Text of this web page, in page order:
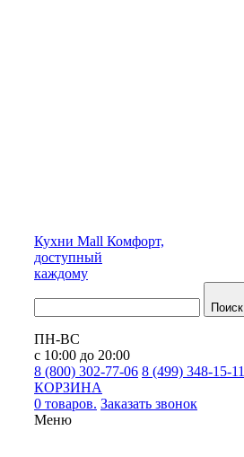
Кухни Mall Комфорт,
доступный
каждому
Поиск
ПН-ВС
с 10:00 до 20:00
8 (800) 302-77-06 8 (499) 348-15-11
КОРЗИНА
0 товаров. Заказать звонок
Меню